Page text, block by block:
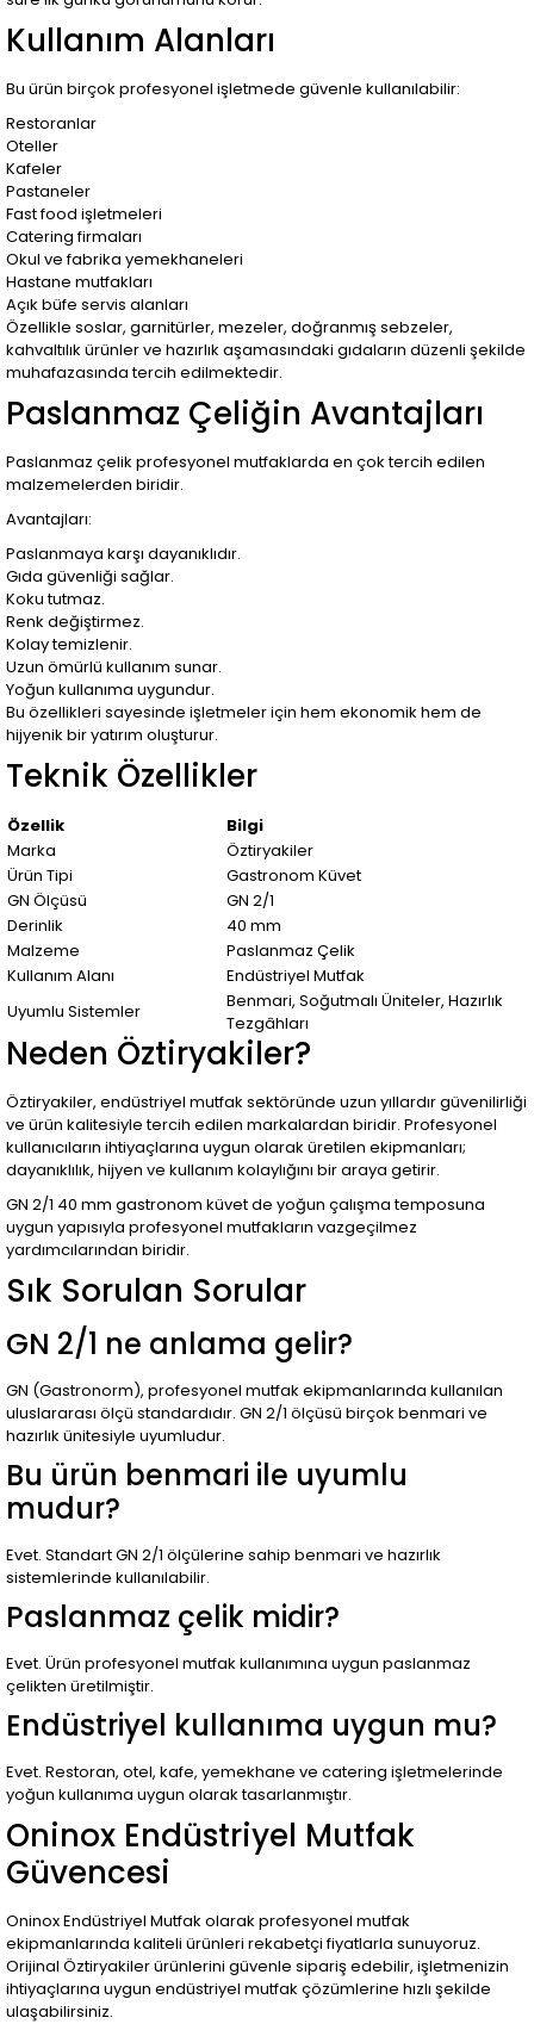
Kullanım Alanları
Bu ürün birçok profesyonel işletmede güvenle kullanılabilir:
Restoranlar
Oteller
Kafeler
Pastaneler
Fast food işletmeleri
Catering firmaları
Okul ve fabrika yemekhaneleri
Hastane mutfakları
Açık büfe servis alanları
Özellikle soslar, garnitürler, mezeler, doğranmış sebzeler,
kahvaltılık ürünler ve hazırlık aşamasındaki gıdaların düzenli şekilde
muhafazasında tercih edilmektedir.
Paslanmaz Çeliğin Avantajları
Paslanmaz çelik profesyonel mutfaklarda en çok tercih edilen
malzemelerden biridir.
Avantajları:
Paslanmaya karşı dayanıklıdır.
Gıda güvenliği sağlar.
Koku tutmaz.
Renk değiştirmez.
Kolay temizlenir.
Uzun ömürlü kullanım sunar.
Yoğun kullanıma uygundur.
Bu özellikleri sayesinde işletmeler için hem ekonomik hem de
hijyenik bir yatırım oluşturur.
Teknik Özellikler
Özellik
Bilgi
Marka
Öztiryakiler
Ürün Tipi
Gastronom Küvet
GN Ölçüsü
GN 2/1
Derinlik
40 mm
Malzeme
Paslanmaz Çelik
Kullanım Alanı
Endüstriyel Mutfak
Uyumlu Sistemler
Benmari, Soğutmalı Üniteler, Hazırlık
Tezgâhları
Neden Öztiryakiler?
Öztiryakiler, endüstriyel mutfak sektöründe uzun yıllardır güvenilirliği
ve ürün kalitesiyle tercih edilen markalardan biridir. Profesyonel
kullanıcıların ihtiyaçlarına uygun olarak üretilen ekipmanları;
dayanıklılık, hijyen ve kullanım kolaylığını bir araya getirir.
GN 2/1 40 mm gastronom küvet de yoğun çalışma temposuna
uygun yapısıyla profesyonel mutfakların vazgeçilmez
yardımcılarından biridir.
Sık Sorulan Sorular
GN 2/1 ne anlama gelir?
GN (Gastronorm), profesyonel mutfak ekipmanlarında kullanılan
uluslararası ölçü standardıdır. GN 2/1 ölçüsü birçok benmari ve
hazırlık ünitesiyle uyumludur.
Bu ürün benmari ile uyumlu
mudur?
Evet. Standart GN 2/1 ölçülerine sahip benmari ve hazırlık
sistemlerinde kullanılabilir.
Paslanmaz çelik midir?
Evet. Ürün profesyonel mutfak kullanımına uygun paslanmaz
çelikten üretilmiştir.
Endüstriyel kullanıma uygun mu?
Evet. Restoran, otel, kafe, yemekhane ve catering işletmelerinde
yoğun kullanıma uygun olarak tasarlanmıştır.
Oninox Endüstriyel Mutfak
Güvencesi
Oninox Endüstriyel Mutfak olarak profesyonel mutfak
ekipmanlarında kaliteli ürünleri rekabetçi fiyatlarla sunuyoruz.
Orijinal Öztiryakiler ürünlerini güvenle sipariş edebilir, işletmenizin
ihtiyaçlarına uygun endüstriyel mutfak çözümlerine hızlı şekilde
ulaşabilirsiniz.